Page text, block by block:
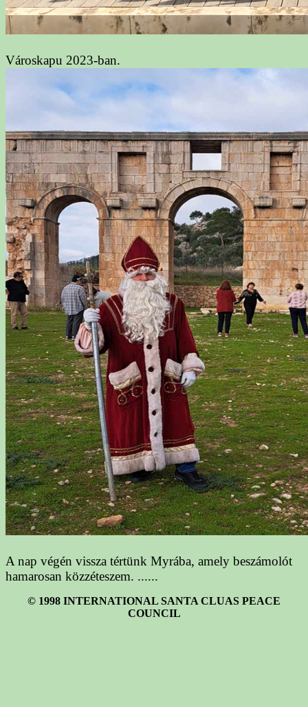
Városkapu 2023-ban.
A nap végén vissza tértünk Myrába, amely beszámolót
hamarosan közzéteszem. ......
© 1998 INTERNATIONAL SANTA CLUAS PEACE
COUNCIL